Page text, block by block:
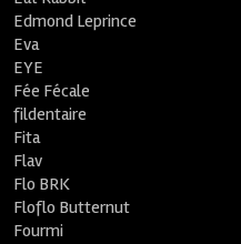
Edmond Leprince
Eva
EYE
Fée Fécale
fildentaire
Fita
Flav
Flo BRK
Floflo Butternut
Fourmi